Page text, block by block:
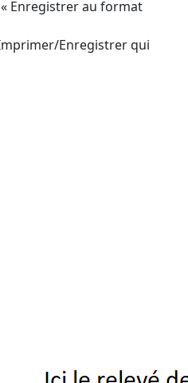
Enregistrer au format
Enregistrer qui